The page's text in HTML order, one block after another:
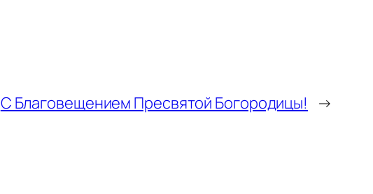
С Благовещением Пресвятой Богородицы! →